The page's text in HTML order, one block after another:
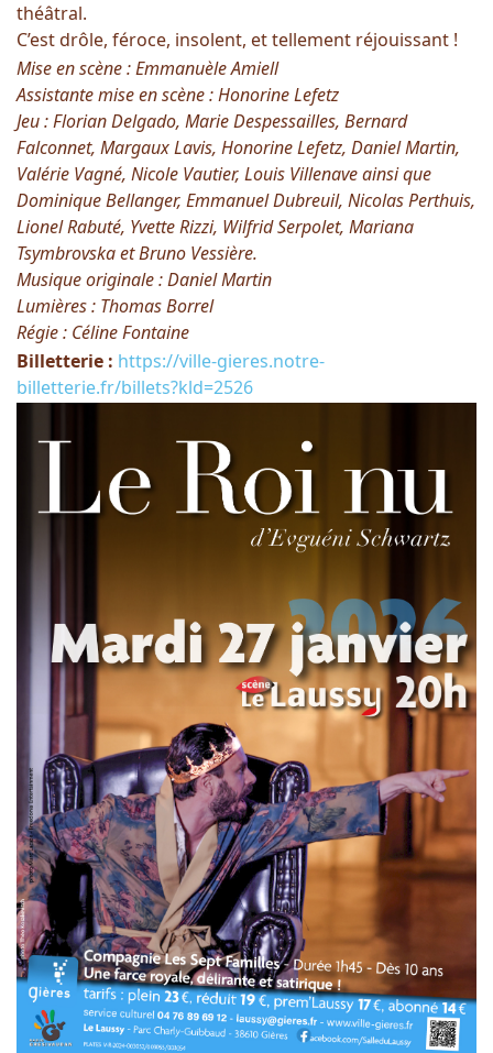
théâtral.
C’est drôle, féroce, insolent, et tellement réjouissant !
Mise en scène : Emmanuèle Amiell
Assistante mise en scène : Honorine Lefetz
Jeu : Florian Delgado, Marie Despessailles, Bernard
Falconnet, Margaux Lavis, Honorine Lefetz, Daniel Martin,
Valérie Vagné, Nicole Vautier, Louis Villenave ainsi que
Dominique Bellanger, Emmanuel Dubreuil, Nicolas Perthuis,
Lionel Rabuté, Yvette Rizzi, Wilfrid Serpolet, Mariana
Tsymbrovska et Bruno Vessière.
Musique originale : Daniel Martin
Lumières : Thomas Borrel
Régie : Céline Fontaine
Billetterie : https://ville-gieres.notre-
billetterie.fr/billets?kld=2526